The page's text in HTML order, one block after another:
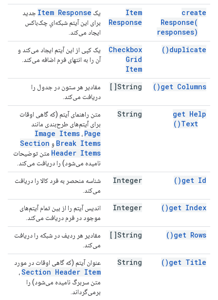
create
Response(
responses)
Item
Response
یک Item Response جدید
برای این آیتم شبکه‌ایِ چک‌باکس
ایجاد می‌کند.
duplicate(
)
Checkbox
Grid
Item
یک کپی از این آیتم ایجاد می‌کند و
آن را به انتهای فرم اضافه می‌کند.
get Columns(
)
String[]
مقادیر هر ستون در جدول را
دریافت می‌کند.
get Help
Text(
)
String
متن راهنمای آیتم (که گاهی اوقات
برای آیتم‌های طرح‌بندی مانند
Image Items ، Page
Break Items و Section
Header Items متن توضیحات
نامیده می‌شود) را دریافت می‌کند.
get Id(
)
Integer
شناسه منحصر به فرد کالا را دریافت
می‌کند.
get Index(
)
Integer
اندیس آیتم را از بین تمام آیتم‌های
موجود در فرم دریافت می‌کند.
get Rows(
)
String[]
مقادیر هر ردیف در شبکه را دریافت
می‌کند.
get Title(
)
String عنوان آیتم (که گاهی اوقات در مورد
Section Header Item،
متن سربرگ نامیده می‌شود) را
برمی‌گرداند.